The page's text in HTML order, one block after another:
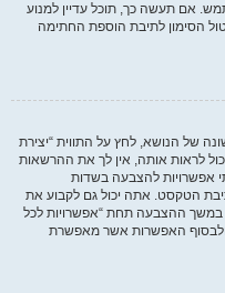
אם תעשה כך, תוכל עדיין למנוע
הסימון לתיבת הוספת החתימה
של הנושא, לחץ על התווית “יצירת
לראות אותה, אין לך את ההרשאות
אפשרויות להצבעה בשדות
הטקסט. אתה יכול גם לקבוע את
ההצבעה תחת “אפשרויות לכל
לסקר בימים (0 לצמיתות) ולבסוף האפשרות אשר מאפשרת